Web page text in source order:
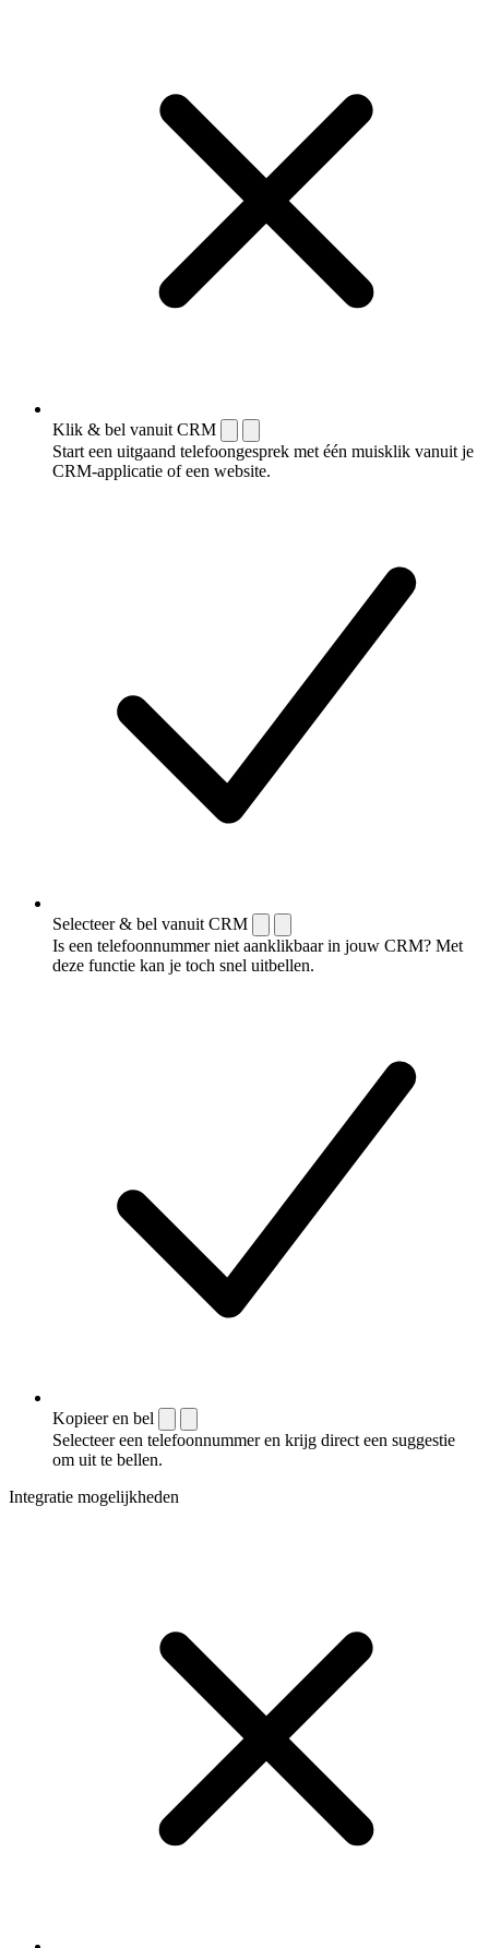
Klik & bel vanuit CRM
Start een uitgaand telefoongesprek met één muisklik vanuit je
CRM-applicatie of een website.
Selecteer & bel vanuit CRM
Is een telefoonnummer niet aanklikbaar in jouw CRM? Met
deze functie kan je toch snel uitbellen.
Kopieer en bel
Selecteer een telefoonnummer en krijg direct een suggestie
om uit te bellen.
Integratie mogelijkheden